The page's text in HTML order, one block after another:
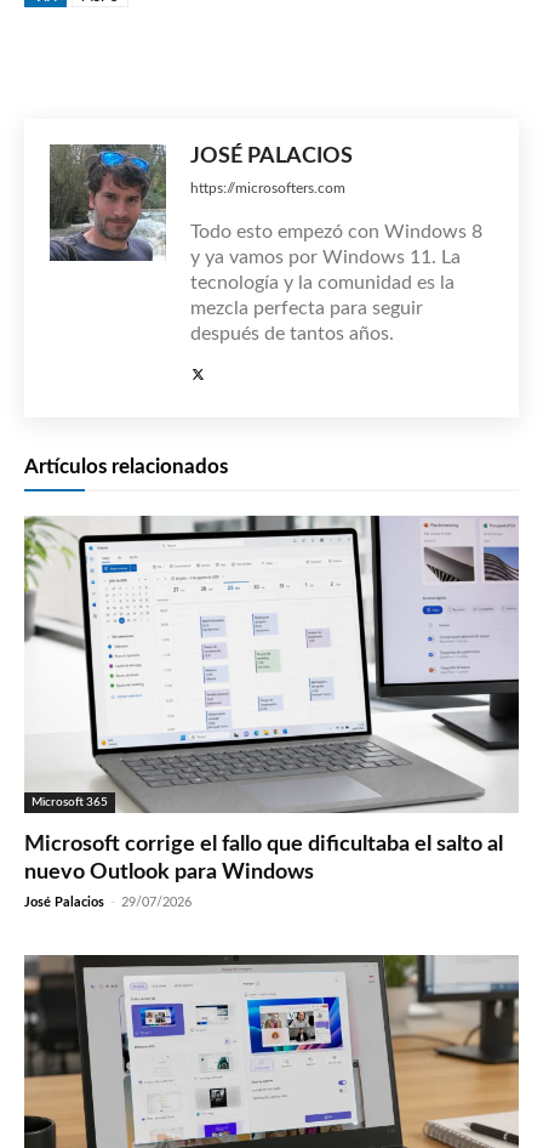
JOSÉ PALACIOS
https://microsofters.com
Todo esto empezó con Windows 8
y ya vamos por Windows 11. La
tecnología y la comunidad es la
mezcla perfecta para seguir
después de tantos años.
Artículos relacionados
Microsoft 365
Microsoft corrige el fallo que dificultaba el salto al
nuevo Outlook para Windows
José Palacios - 29/07/2026